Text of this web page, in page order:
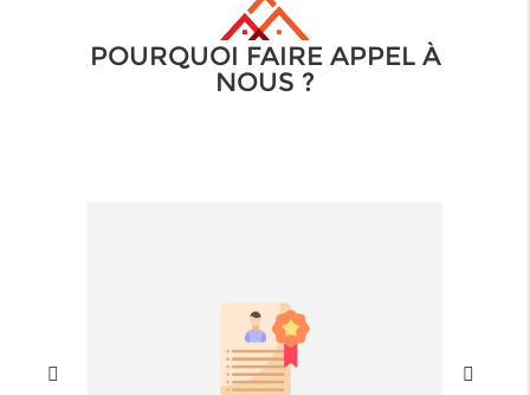
POURQUOI FAIRE APPEL À
NOUS ?